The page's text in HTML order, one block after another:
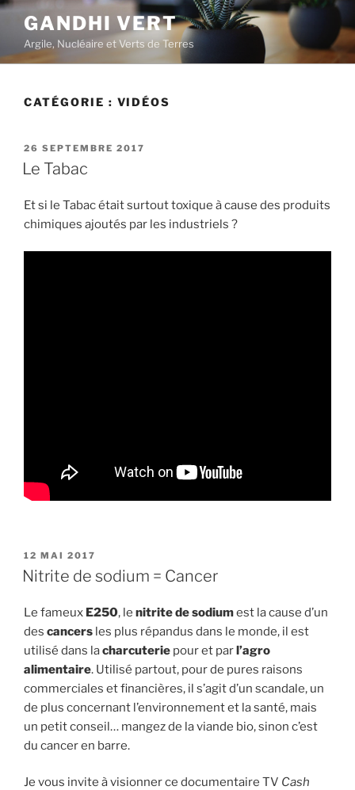
Aller
contenu
principal
GANDHI VERT
Argile, Nucléaire et Verts de Terres
CATÉGORIE : VIDÉOS
PUBLIÉ
LE
26 SEPTEMBRE 2017
Le Tabac
Et si le Tabac était surtout toxique à cause des produits
chimiques ajoutés par les industriels ?
PUBLIÉ
LE
12 MAI 2017
Nitrite de sodium = Cancer
Le fameux E250, le nitrite de sodiumest la cause d’un
des cancers les plus répandus dans le monde, il est
utilisé dans lacharcuterie pour et parl’agro
alimentaire. Utilisé partout, pour de pures raisons
commerciales et financières, il s’agit d’un scandale, un
de plus concernant l’environnement et la santé, mais
un petit conseil… mangez de la viande bio, sinon c’est
du cancer en barre.
Je vous invite à visionner ce documentaire TV Cash